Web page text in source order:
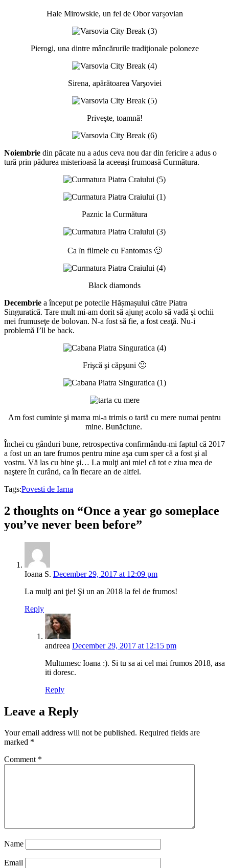
Hale Mirowskie, un fel de Obor varşovian
Pierogi, una dintre mâncărurile tradiţionale poloneze
Sirena, apărătoarea Varşoviei
Priveşte, toamnă!
Noiembrie din păcate nu a adus ceva nou dar din fericire a adus o
tură prin pădurea misterioasă la aceeaşi frumoasă Curmătura.
Paznic la Curmătura
Ca în filmele cu Fantomas 🙂
Black diamonds
Decembrie a început pe potecile Hășmașului către Piatra
Singuratică. Tare mult mi-am dorit să ajung acolo să vadă şi ochii
mei frumuseţe de bolovan. N-a fost să fie, a fost ceaţă. Nu-i
problemă I’ll be back.
Frişcă şi căpşuni 🙂
Am fost cuminte şi mama mi-a trimis o tartă cu mere numai pentru
mine. Bunăciune.
Închei cu gânduri bune, retrospectiva confirmându-mi faptul că 2017
a fost un an tare frumos pentru mine aşa cum sper că a fost şi al
vostru. Vă las cu bine şi… La mulţi ani mie! că tot e ziua mea de
naştere în curând, ca în fiecare an de altfel.
Tags:Povesti de Iarna
2 thoughts on “Once a year go someplace
you’ve never been before”
Ioana S. December 29, 2017 at 12:09 pm
La mulţi ani ţie! Şi un an 2018 la fel de frumos!
Reply
andreea December 29, 2017 at 12:15 pm
Multumesc Ioana :). Si tu sa ai cel mai frumos 2018, asa
iti doresc.
Reply
Leave a Reply
Your email address will not be published. Required fields are
marked *
Comment *
Name
Email